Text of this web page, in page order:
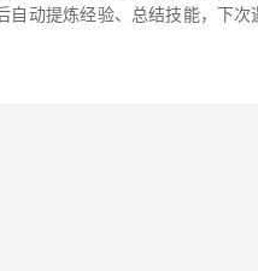
自动提炼经验、总结技能，下次